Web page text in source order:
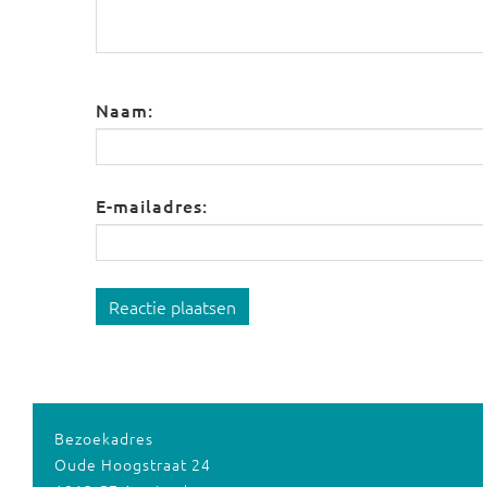
Naam:
E-mailadres:
Reactie plaatsen
Bezoekadres
Oude Hoogstraat 24